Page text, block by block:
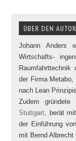
ÜBER DEN AUTOR
Johann Anders
Wirtschafts-
der Firma Metabo,
nach Lean
Zudem
Stuttgart , berät
der Einführung
mit Bernd Albrecht